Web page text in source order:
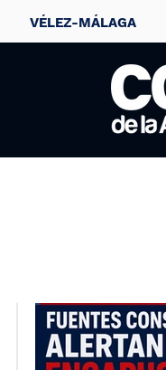
VÉLEZ-MÁLAGA